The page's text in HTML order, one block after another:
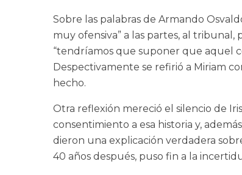
Sobre las palabras de Armando
muy ofensiva” a las partes, al
“tendríamos que suponer que aquel
Despectivamente se refirió a Miriam
hecho.
Otra reflexión mereció el silencio de
consentimiento a esa historia y,
dieron una explicación verdadera
40 años después, puso fin a la